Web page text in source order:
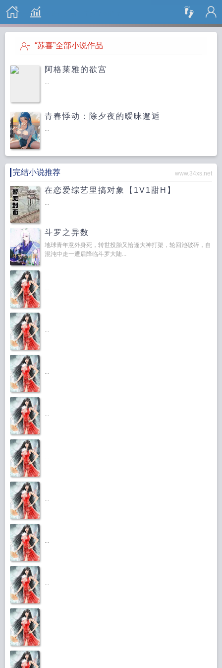
搜 索
“苏喜”全部小说作品
阿格莱雅的欲宫
...
青春悸动：除夕夜的暧昧邂逅
...
完结小说推荐 www.34xs.net
在恋爱综艺里搞对象【1V1甜H】
...
斗罗之异数
地球青年意外身死，转世投胎又恰逢大神打架，轮回池破碎，自
混沌中走一遭后降临斗罗大陆...
...
...
...
...
...
...
...
...
...